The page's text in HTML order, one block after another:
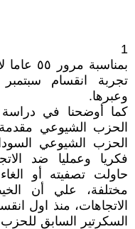
1
وعبرها.
كما أوضحنا في
الحزب الشيوعي
الحزب الشيوعي
فكريا وعمليا ضد
حاولت تصفيته أو
مختلفة، علي أن
الاتجاهات، منذ اول